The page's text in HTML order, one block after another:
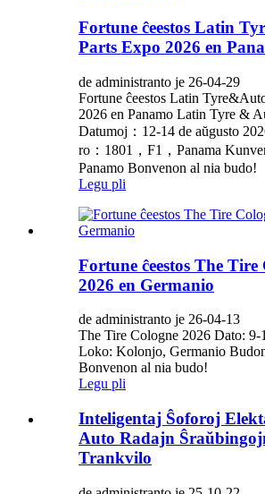
Fortune ĉeestos Latin
Parts Expo 2026 en
de administranto je 26-04-29
Fortune ĉeestos Latin
2026 en Panamo Latin Tyre &
Datumoj：12-14 de aŭgusto
ro：1801，F1，Panama
Panamo Bonvenon al nia budo!
Legu pli
Fortune ĉeestos The Tire
2026 en Germanio
de administranto je 26-04-13
The Tire Cologne 2026 Dato: 9-
Loko: Kolonjo, Germanio
Bonvenon al nia budo!
Legu pli
Inteligentaj Ŝoforoj
Auto Radajn
Trankvilo